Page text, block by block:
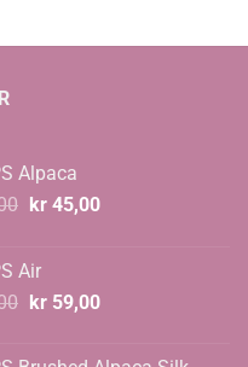
Alpaca
Opprinnelig
kr 52,00.
kr45,00Nåværende
Air
Opprinnelig
kr59,00Nåværende